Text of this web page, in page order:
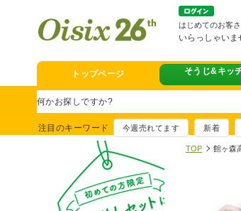
はじめてのお客
いらっしゃい
トップページ そうじ&キッ
豪華賞品が
満足
おすすめ！
真アジの
注目のキーワード 今週売れてます 新着
TOP 館ヶ森